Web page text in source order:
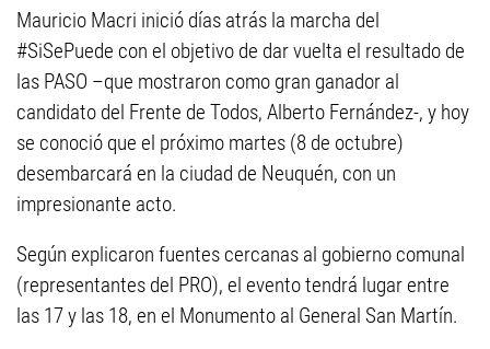
Mauricio Macri inició días atrás la marcha del
#SiSePuede con el objetivo de dar vuelta el resultado de
las PASO –que mostraron como gran ganador al
candidato del Frente de Todos, Alberto Fernández-, y hoy
se conoció que el próximo martes (8 de octubre)
desembarcará en la ciudad de Neuquén, con un
impresionante acto.
Según explicaron fuentes cercanas al gobierno comunal
(representantes del PRO), el evento tendrá lugar entre
las 17 y las 18, en el Monumento al General San Martín.